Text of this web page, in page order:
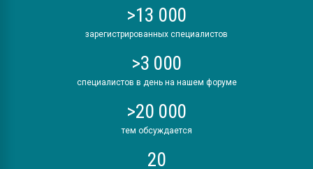
>13 000
зарегистрированных специалистов
>3 000
специалистов в день на нашем форуме
>20 000
тем обсуждается
20